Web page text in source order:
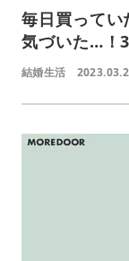
毎日買ってい
気づいた…！
結婚生活